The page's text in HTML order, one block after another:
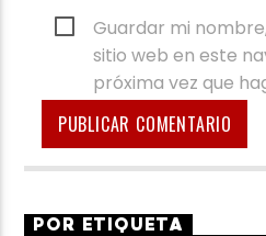
Guardar mi
sitio web en este
próxima vez que
POR ETIQUETA